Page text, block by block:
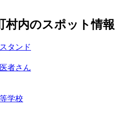
村内のスポット情報
タンド
者さん
学校